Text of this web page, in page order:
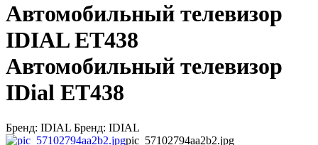
Автомобильный телевизор
IDIAL ET438
Автомобильный телевизор
IDial ET438
Бренд: IDIAL Бренд: IDIAL
pic_57102794aa2b2.jpg